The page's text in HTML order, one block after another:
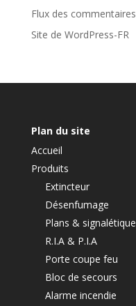
Flux des commentaires
Site de WordPress-FR
Plan du site
Accueil
Produits
Extincteur
Désenfumage
Plans & signalétique
R.I.A & P.I.A
Porte coupe feu
Bloc de secours
Alarme incendie